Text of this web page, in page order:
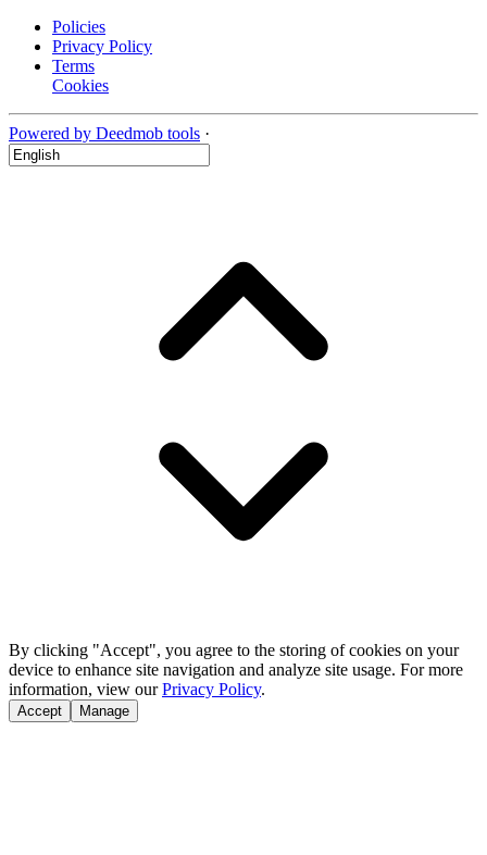
Policies
Privacy Policy
Terms
Cookies
Powered by Deedmob tools ·
By clicking "Accept", you agree to the storing of cookies on your
device to enhance site navigation and analyze site usage. For more
information, view our Privacy Policy.
Accept Manage